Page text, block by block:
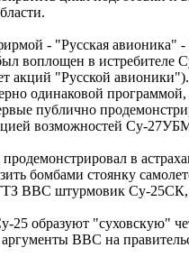
- "Русская авионика" -
воплощен в
акций "Русской
одинаковой
публично
возможностей Су-
продемонстрировал в
бомбами стоянку
ВВС штурмовик Су-25СК,
образуют "суховскую"
ВВС на